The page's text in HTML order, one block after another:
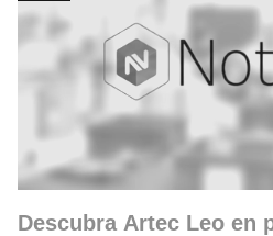
Descubra Artec Leo en